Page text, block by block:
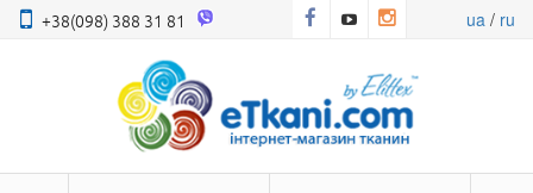
+38(098) 388 31 81 ua/ ru